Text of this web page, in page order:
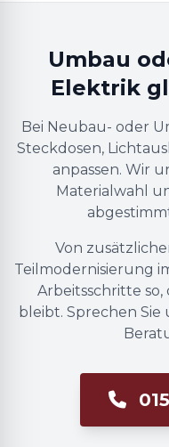
Umbau
Elektrik
Bei Neubau- oder
Steckdosen,
anpassen. Wir
Materialwahl
Von
Teilmodernisierung
Arbeitsschritte
bleibt. Sprechen Sie